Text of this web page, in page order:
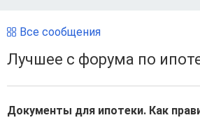
Все сообщения
Лучшее с форума по
Документы для ипотеки. Как